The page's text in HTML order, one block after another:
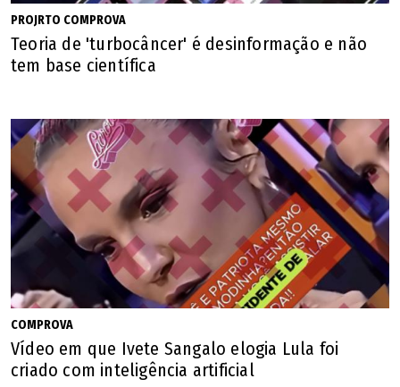
O público pode sugerir conteúdos para verifi cação pelo
WhatsApp 11-97045-4984.
PROJRTO COMPROVA
Teoria de 'turbocâncer' é desinformação e não
tem base científica
COMPROVA
Vídeo em que Ivete Sangalo elogia Lula foi
criado com inteligência artificial